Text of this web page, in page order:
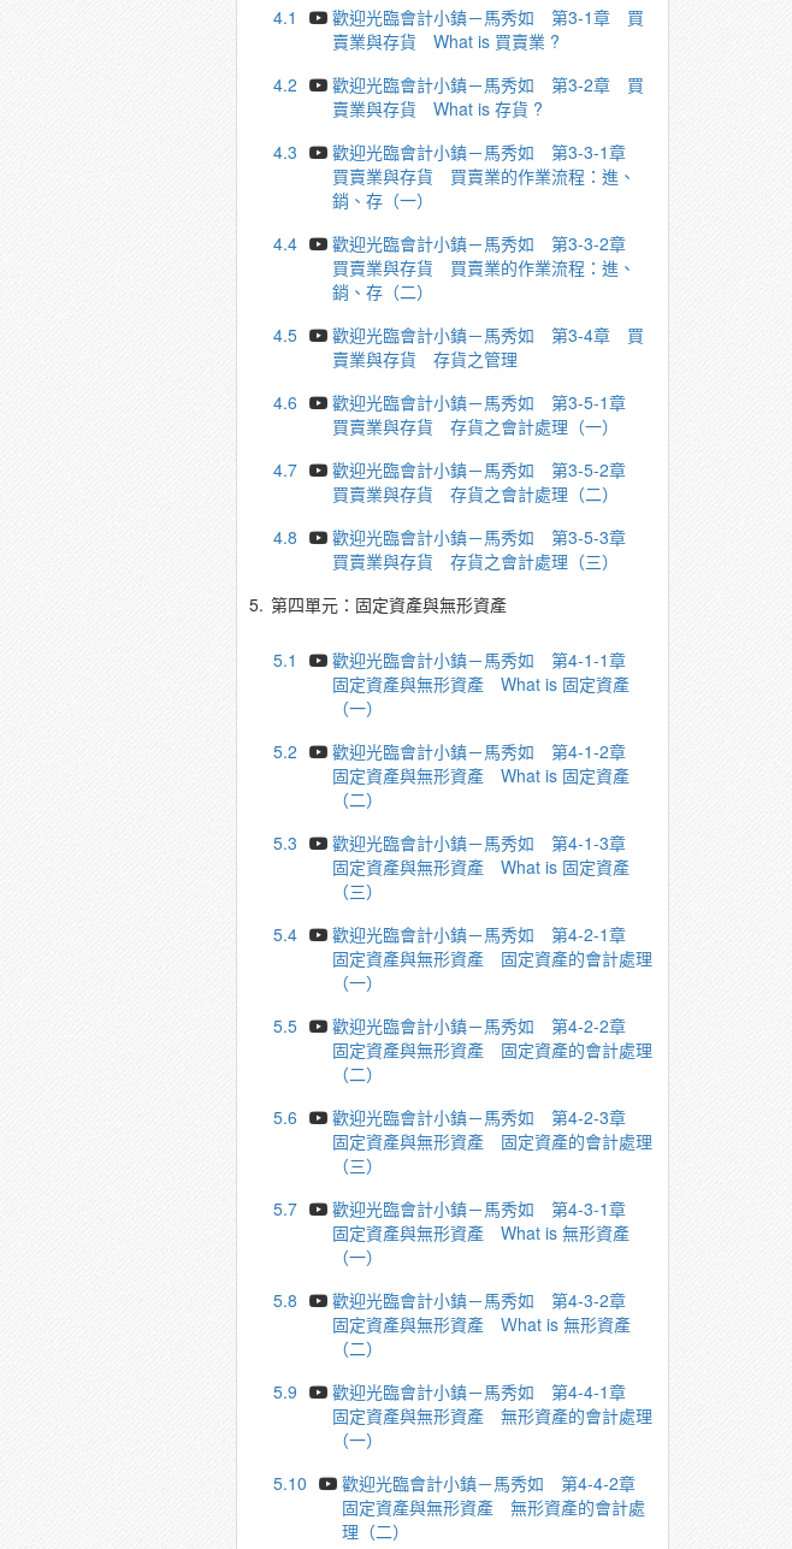
4.1
歡迎光臨會計小鎮－馬秀如 第3-1章 買
賣業與存貨 What is 買賣業 ?
4.2
歡迎光臨會計小鎮－馬秀如 第3-2章 買
賣業與存貨 What is 存貨 ?
4.3
歡迎光臨會計小鎮－馬秀如 第3-3-1章
買賣業與存貨 買賣業的作業流程：進、
銷、存（一）
4.4
歡迎光臨會計小鎮－馬秀如 第3-3-2章
買賣業與存貨 買賣業的作業流程：進、
銷、存（二）
4.5
歡迎光臨會計小鎮－馬秀如 第3-4章 買
賣業與存貨 存貨之管理
4.6
歡迎光臨會計小鎮－馬秀如 第3-5-1章
買賣業與存貨 存貨之會計處理（一）
4.7
歡迎光臨會計小鎮－馬秀如 第3-5-2章
買賣業與存貨 存貨之會計處理（二）
4.8
歡迎光臨會計小鎮－馬秀如 第3-5-3章
買賣業與存貨 存貨之會計處理（三）
5. 第四單元：固定資產與無形資產
5.1
歡迎光臨會計小鎮－馬秀如 第4-1-1章
固定資產與無形資產 What is 固定資產
（一）
5.2
歡迎光臨會計小鎮－馬秀如 第4-1-2章
固定資產與無形資產 What is 固定資產
（二）
5.3
歡迎光臨會計小鎮－馬秀如 第4-1-3章
固定資產與無形資產 What is 固定資產
（三）
5.4
歡迎光臨會計小鎮－馬秀如 第4-2-1章
固定資產與無形資產 固定資產的會計處理
（一）
5.5
歡迎光臨會計小鎮－馬秀如 第4-2-2章
固定資產與無形資產 固定資產的會計處理
（二）
5.6
歡迎光臨會計小鎮－馬秀如 第4-2-3章
固定資產與無形資產 固定資產的會計處理
（三）
5.7
歡迎光臨會計小鎮－馬秀如 第4-3-1章
固定資產與無形資產 What is 無形資產
（一）
5.8
歡迎光臨會計小鎮－馬秀如 第4-3-2章
固定資產與無形資產 Ｗhat is 無形資產
（二）
5.9
歡迎光臨會計小鎮－馬秀如 第4-4-1章
固定資產與無形資產 無形資產的會計處理
（一）
5.10
歡迎光臨會計小鎮－馬秀如 第4-4-2章
固定資產與無形資產 無形資產的會計處
理（二）